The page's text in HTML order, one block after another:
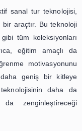
devreye
gerçek
fırsatı bulurlar.
kendi